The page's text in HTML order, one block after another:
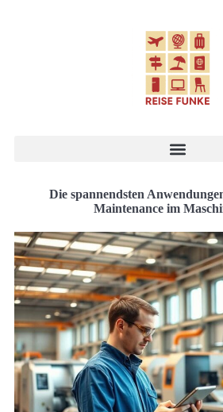
Die spannendsten
Maintenance im